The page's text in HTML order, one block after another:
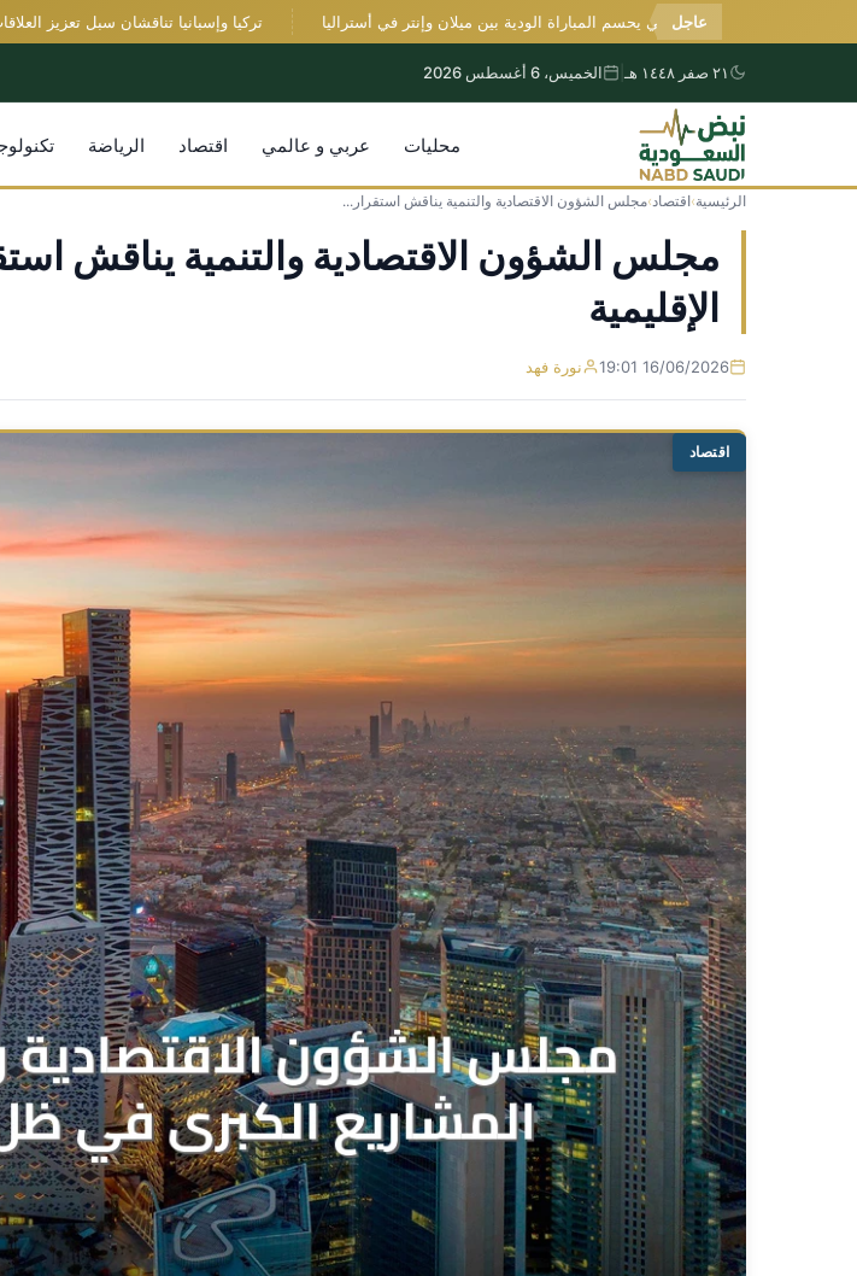
عاجل
تعادل إيجابي يحسم المباراة الودية بين ميلان وإنتر في أستراليا تركيا وإسبانيا تناقشان سبل تعزيز العلاقات
٢١ صفر ١٤٤٨ هـ الخميس، 6 أغسطس 2026
محليات عربي و عالمي اقتصاد الرياضة
الرئيسية›اقتصاد›مجلس الشؤون الاقتصادية والتنمية يناقش استقرار...
مجلس الشؤون الاقتصادية والتنمية يناقش
الإقليمية
16/06/2026 19:01 نورة فهد
اقتصاد